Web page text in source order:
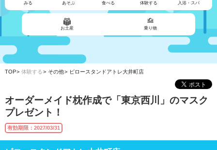
みる あそぶ 食べる 体験する 入浴・スパ
お土産 乗り物
TOP 体験する その他 ピロースタンドアトレ大井町店
オーダーメイド枕作成で「東京西川」のマスク
プレゼント！
有効期限：2027/03/31